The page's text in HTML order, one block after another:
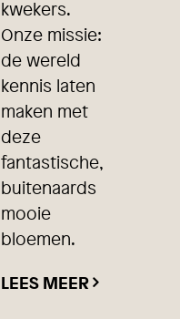
kwekers.
Onze missie:
de wereld
kennis laten
maken met
deze
fantastische,
buitenaards
mooie
bloemen.
LEES MEER